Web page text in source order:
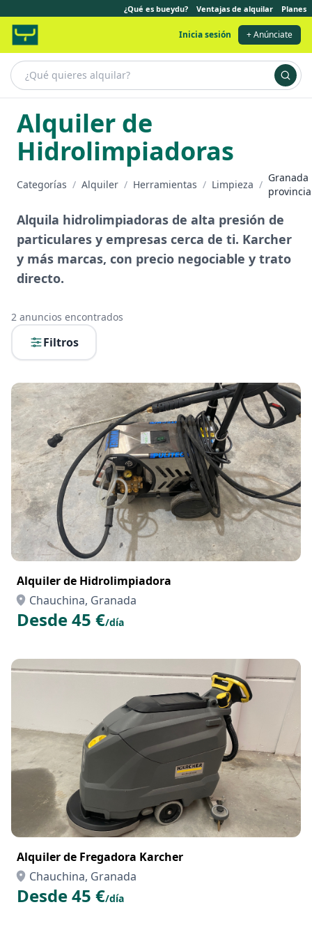
¿Qué es bueydu? Ventajas de alquilar Planes
Inicia sesión + Anúnciate
Alquiler de
Hidrolimpiadoras
Categorías / Alquiler / Herramientas / Limpieza /
Granada
provincia
Alquila hidrolimpiadoras de alta presión de
particulares y empresas cerca de ti. Karcher
y más marcas, con precio negociable y trato
directo.
2 anuncios encontrados
Filtros
Alquiler de Hidrolimpiadora
Chauchina, Granada
Desde 45 €/día
Alquiler de Fregadora Karcher
Chauchina, Granada
Desde 45 €/día